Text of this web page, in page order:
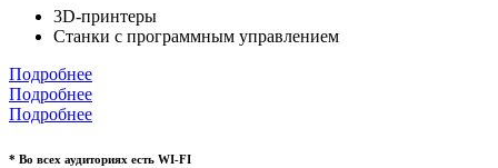
3D-принтеры
Станки с программным управлением
Подробнее
Подробнее
Подробнее
* Во всех аудиториях есть WI-FI